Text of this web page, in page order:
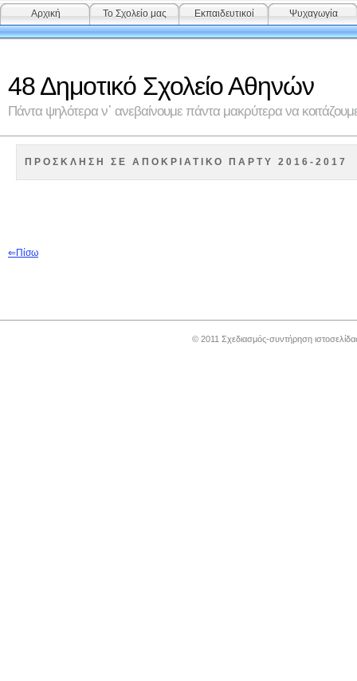
Αρχική Το Σχολείο μας Εκπαιδευτικοί Ψυχαγωγία
48 Δημοτικό Σχολείο Αθηνών
Πάντα ψηλότερα ν᾽ ανεβαίνουμε πάντα μακρύτερα να
ΠΡΟΣΚΛΗΣΗ ΣΕ ΑΠΟΚΡΙΑΤΙΚΟ ΠΑΡΤΥ 2016-2017
⇐Πίσω
© 2011 Σχεδιασμός-συντήρηση